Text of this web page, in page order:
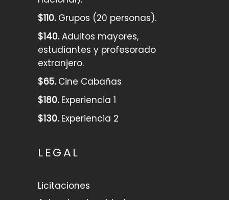
$110.Grupos (20 personas).
$140.Adultos mayores,
estudiantes y profesorado
extranjero.
$65.Cine Cabañas
$180.Experiencia 1
$130.Experiencia 2
LEGAL
Licitaciones